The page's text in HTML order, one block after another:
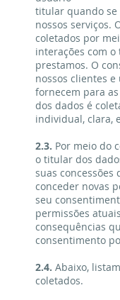
titular quando se
nossos serviços.
coletados por
interações com
prestamos. O
nossos clientes
fornecem para
dos dados é
individual, clara,
2.3. Por meio do
o titular dos
suas concessões
conceder novas
seu
permissões
consequências
consentimento
2.4. Abaixo,
coletados.